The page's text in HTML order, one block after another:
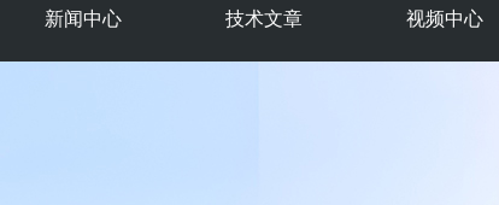
新闻中心 技术文章 视频中心